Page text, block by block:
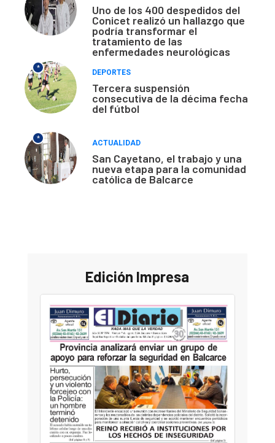
Uno de los 400 despedidos del
Conicet realizó un hallazgo que
podría transformar el
tratamiento de las
enfermedades neurológicas
*
DEPORTES
Tercera suspensión
consecutiva de la décima fecha
del fútbol
*
ACTUALIDAD
San Cayetano, el trabajo y una
nueva etapa para la comunidad
católica de Balcarce
Edición Impresa